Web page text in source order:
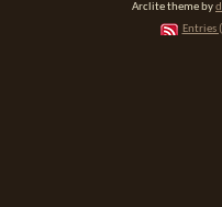
Arclite theme by
Entries